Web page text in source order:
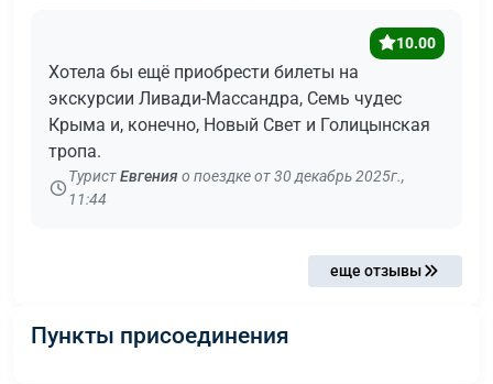
10.00
Хотела бы ещё приобрести билеты на
экскурсии Ливади-Массандра, Семь чудес
Крыма и, конечно, Новый Свет и Голицынская
тропа.
ТуристЕвгения о поездке от 30 декабрь 2025г.,
11:44
еще отзывы
Пункты присоединения